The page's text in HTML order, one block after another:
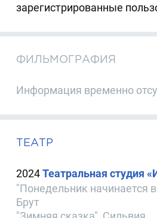
зарегистрированные
ФИЛЬМОГРАФИЯ
Информация временно
ТЕАТР
2024Театральная студия
"Понедельник начинается
Брут